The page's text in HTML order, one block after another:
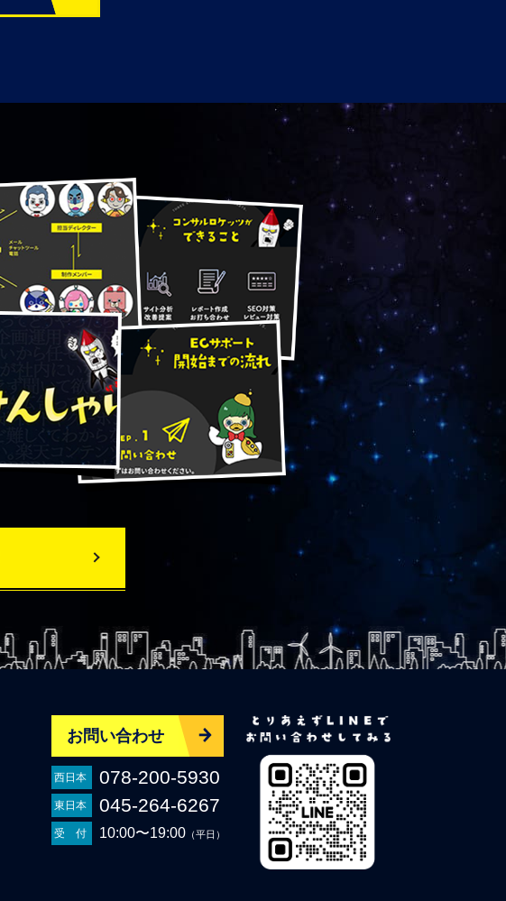
お問い合わせ
西日本 078-200-5930
東日本 045-264-6267
受 付 10:00〜19:00（平日）